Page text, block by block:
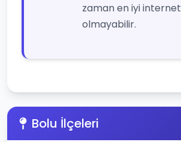
zaman en iyi internet
olmayabilir.
Bolu İlçeleri